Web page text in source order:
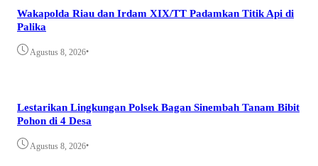
Wakapolda Riau dan Irdam XIX/TT Padamkan Titik Api di
Palika
Agustus 8, 2026•
Lestarikan Lingkungan Polsek Bagan Sinembah Tanam Bibit
Pohon di 4 Desa
Agustus 8, 2026•